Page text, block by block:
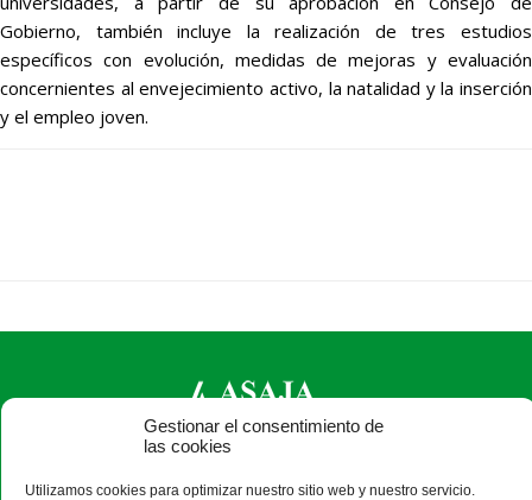
Gestionar el consentimiento de
las cookies
Utilizamos cookies para optimizar nuestro sitio web y nuestro servicio.
Gobierno, también incluye la realización de tres estudios
específicos con evolución, medidas de mejoras y evaluación
concernientes al envejecimiento activo, la natalidad y la inserción
y el empleo joven.
ASAJA Salamanca - Jóvenes Agricultores